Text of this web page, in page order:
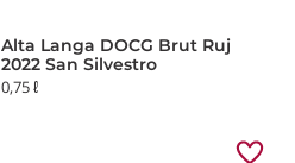
Alta Langa DOCG Brut Ruj
2022 San Silvestro
0,75 ℓ